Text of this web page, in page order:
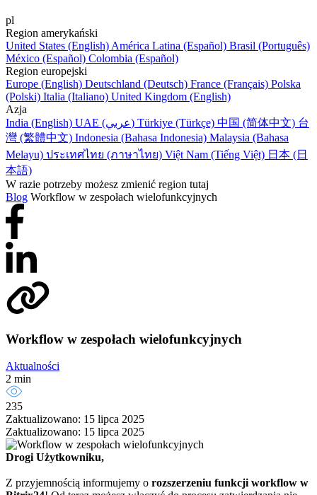
pl
Region amerykański
United States (English) América Latina (Español) Brasil (Português)
México (Español) Colombia (Español)
Region europejski
Europe (English) Deutschland (Deutsch) France (Français) Polska
(Polski) Italia (Italiano) United Kingdom (English)
Azja
India (English)
UAE (عربي) Türkiye (Türkçe) 中国 (简体中文) 台
灣 (繁體中文) Indonesia (Bahasa Indonesia) Malaysia (Bahasa
Melayu) ประเทศไทย (ภาษาไทย) Việt Nam (Tiếng Việt) 日本 (日
本語)
W razie potrzeby możesz zmienić region tutaj
Blog Workflow w zespołach wielofunkcyjnych
Workflow w zespołach wielofunkcyjnych
Aktualności
2 min
235
Zaktualizowano: 15 lipca 2025
Zaktualizowano: 15 lipca 2025
Drogi Użytkowniku,
Z przyjemnością informujemy o rozszerzeniu funkcji workflow w